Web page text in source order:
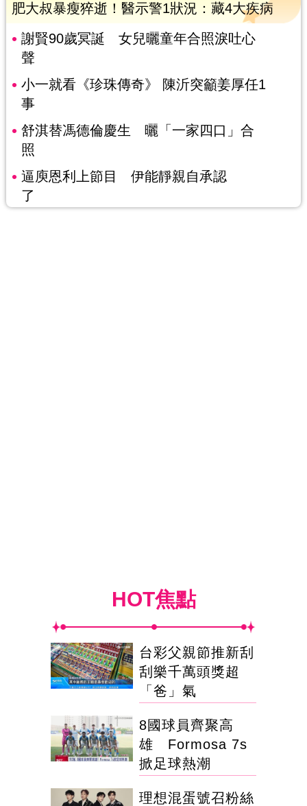
肥大叔暴瘦猝逝！醫示警1狀況：藏4大疾病
謝賢90歲冥誕 女兒曬童年合照淚吐心
聲
小一就看《珍珠傳奇》 陳沂突籲姜厚任1
事
舒淇替馮德倫慶生 曬「一家四口」合
照
逼庾恩利上節目 伊能靜親自承認
了
HOT焦點
台彩父親節推新刮
刮樂千萬頭獎超
「爸」氣
8國球員齊聚高
雄 Formosa 7s
掀足球熱潮
理想混蛋號召粉絲